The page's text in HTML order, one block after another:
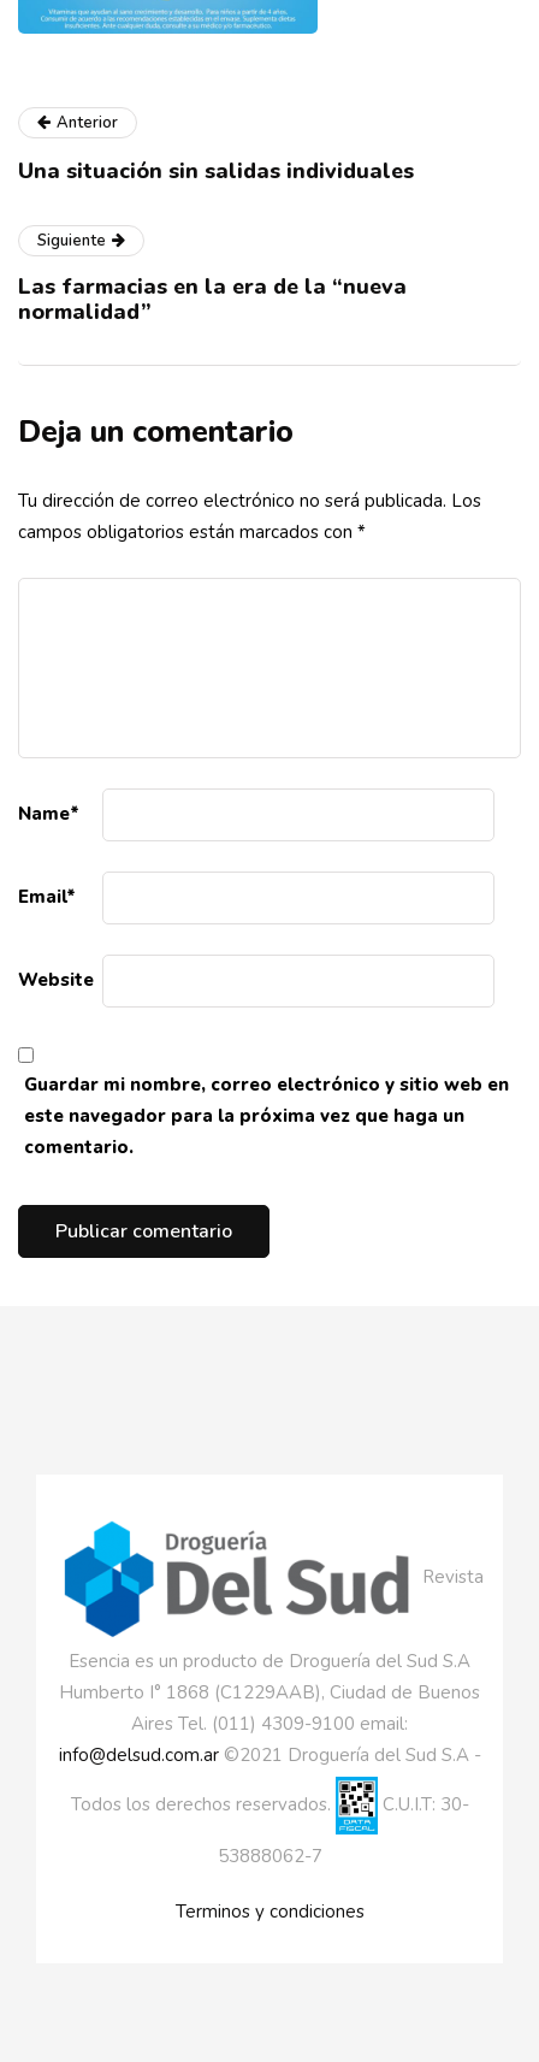
Anterior
Una situación sin salidas individuales
Siguiente
Las farmacias en la era de la “nueva
normalidad”
Deja un comentario
Tu dirección de correo electrónico no será publicada. Los
campos obligatorios están marcados con *
Name*
Email*
Website
Guardar mi nombre, correo electrónico y sitio web en
este navegador para la próxima vez que haga un
comentario.
Revista
Esencia es un producto de Droguería del Sud S.A
Humberto I° 1868 (C1229AAB), Ciudad de Buenos
Aires Tel. (011) 4309-9100 email:
info@delsud.com.ar©2021 Droguería del Sud S.A -
Todos los derechos reservados. C.U.I.T: 30-
53888062-7
Terminos y condiciones